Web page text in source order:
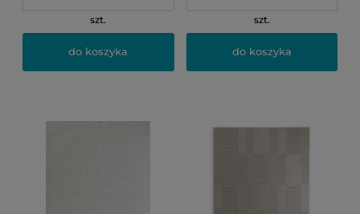
szt.
do koszyka
szt.
do koszyka